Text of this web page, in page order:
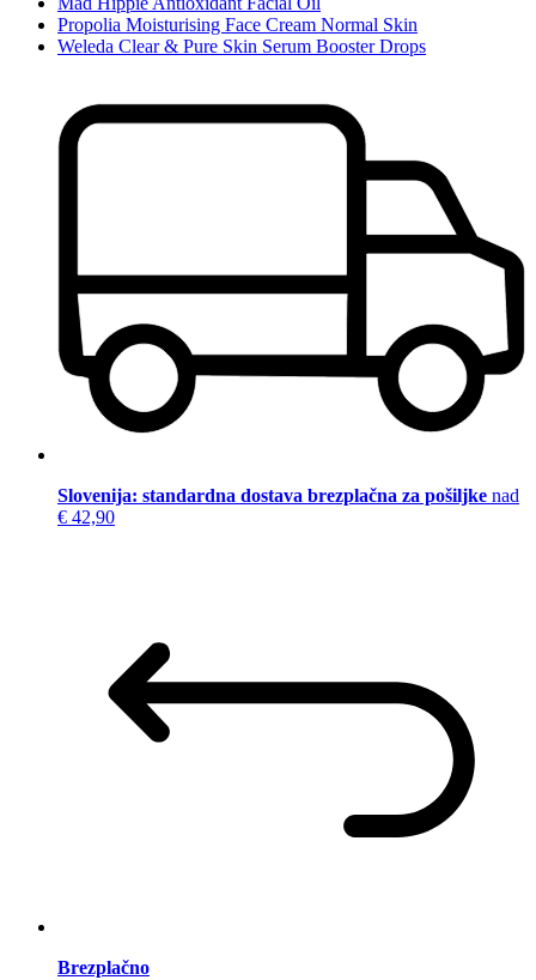
Propolia Moisturising Face Cream Normal Skin
Weleda Clear & Pure Skin Serum Booster Drops
Slovenija: standardna dostava brezplačna za pošiljke nad
€ 42,90
Brezplačno